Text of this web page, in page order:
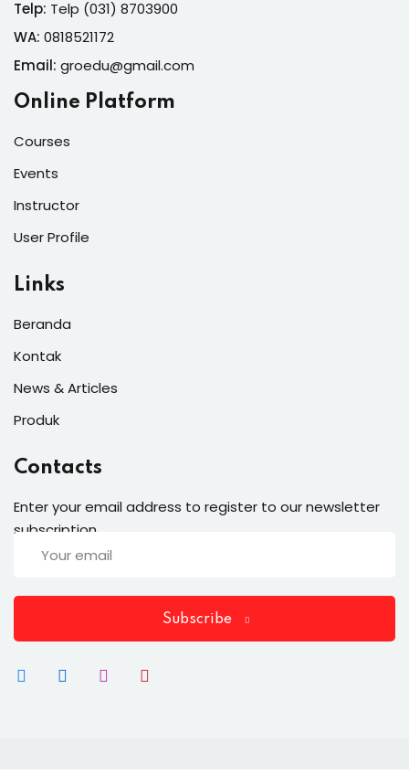
Telp: Telp (031) 8703900
WA: 0818521172
Email: groedu@gmail.com
Online Platform
Courses
Events
Instructor
User Profile
Links
Beranda
Kontak
News & Articles
Produk
Contacts
Enter your email address to register to our newsletter
subscription
Subscribe